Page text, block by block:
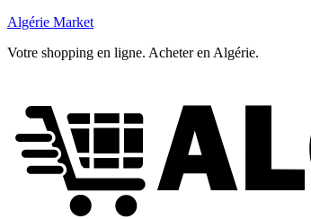
Algérie Market
Votre shopping en ligne. Acheter en Algérie.